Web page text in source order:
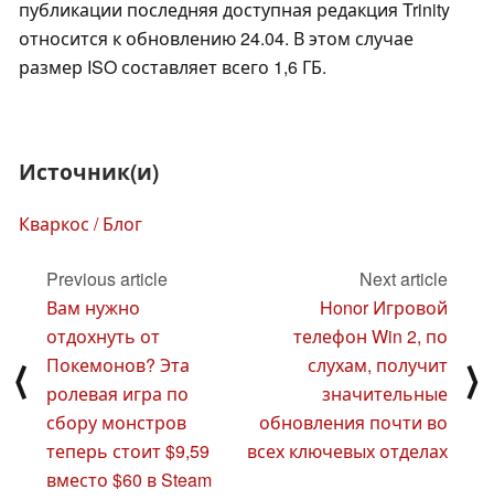
публикации последняя доступная редакция Trinity
относится к обновлению 24.04. В этом случае
размер ISO составляет всего 1,6 ГБ.
Источник(и)
Кваркос / Блог
⟨
Previous article
Вам нужно
отдохнуть от
Покемонов? Эта
ролевая игра по
сбору монстров
теперь стоит $9,59
вместо $60 в Steam
Next article
Honor Игровой
телефон Win 2, по
слухам, получит
значительные
обновления почти во
всех ключевых отделах
⟩